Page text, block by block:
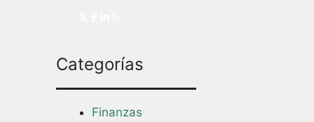
Categorías
Finanzas